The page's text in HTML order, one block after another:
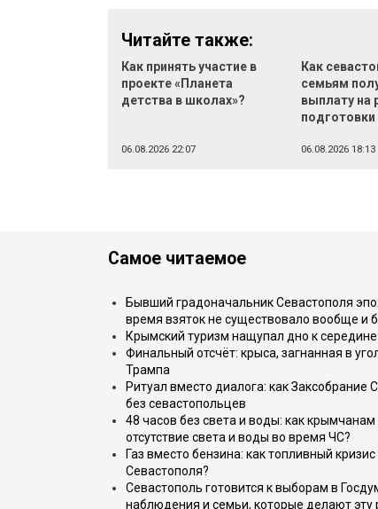
Читайте также:
Как принять участие в
проекте «Планета
детства в школах»?
06.08.2026 22:07
Как
семьям
выплату на
06.08.2026 18:13
Самое читаемое
Бывший градоначальник Севастополя
время взяток не существовало вообще и
Крымский туризм нащупал дно к
Финальный отсчёт: крыса, загнанная в
Трампа
Ритуал вместо диалога: как Заксобрание
без севастопольцев
48 часов без света и воды: как
отсутствие света и воды во время ЧС?
Газ вместо бензина: как топливный
Севастополя?
Севастополь готовится к выборам в
наблюдения и семьи, которые делают эту